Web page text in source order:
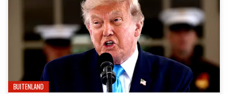
BUITENLAND